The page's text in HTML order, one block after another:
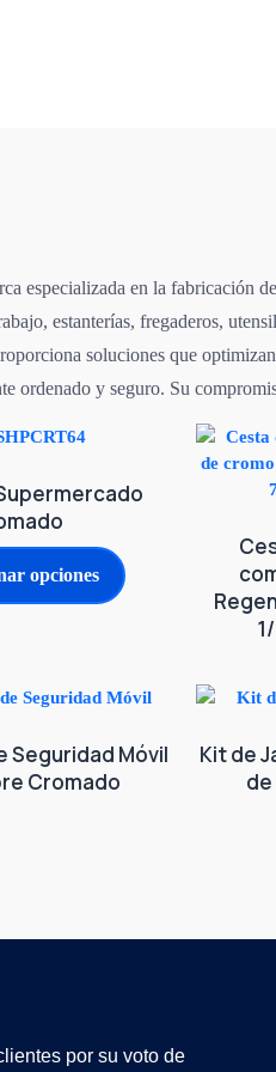
especializada en la fabricación
estanterías, fregaderos,
soluciones que
ordenado y seguro. Su
opciones
Seguridad Móvil
Cromado
Kit de
por su voto de